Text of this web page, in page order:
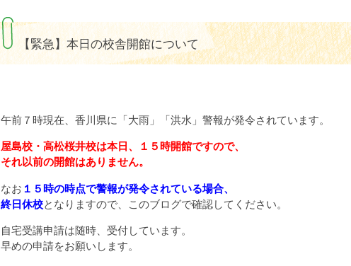
【緊急】本日の校舎開館について
午前７時現在、香川県に「大雨」「洪水」警報が発令されています。
屋島校・高松桜井校は本日、１５時開館ですので、
それ以前の開館はありません。
なお １５時の時点で警報が発令されている場合、
終日休校となりますので、このブログで確認してください。
自宅受講申請は随時、受付しています。
早めの申請をお願いします。